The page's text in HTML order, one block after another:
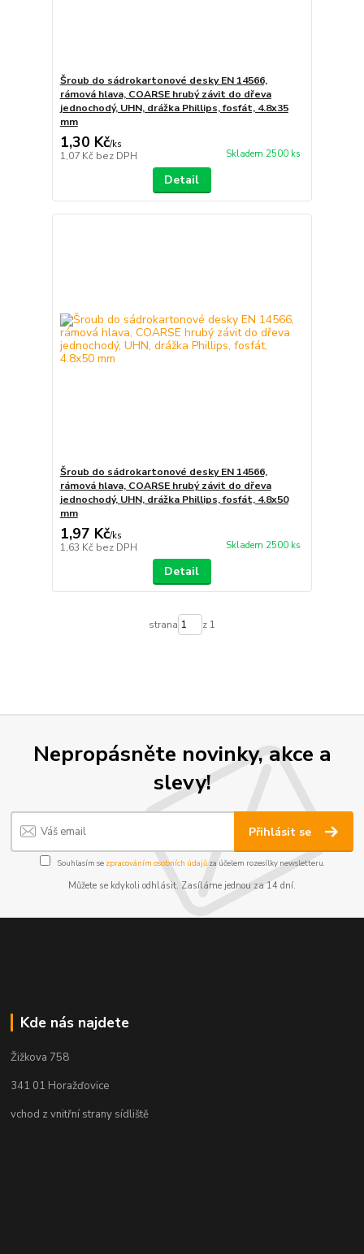
Šroub do sádrokartonové desky EN 14566,
rámová hlava, COARSE hrubý závit do dřeva
jednochodý, UHN, drážka Phillips, fosfát, 4.8x35
mm
1,30 Kč/ks
1,07 Kč bez DPH Skladem 2500 ks
Detail
Šroub do sádrokartonové desky EN 14566,
rámová hlava, COARSE hrubý závit do dřeva
jednochodý, UHN, drážka Phillips, fosfát, 4.8x50
mm
1,97 Kč/ks
1,63 Kč bez DPH Skladem 2500 ks
Detail
strana z 1
Nepropásněte novinky, akce a
slevy!
Přihlásit se
Souhlasím se zpracováním osobních údajůza účelem rozesílky newsletteru.
Můžete se kdykoli odhlásit. Zasíláme jednou za 14 dní.
Kde nás najdete
Žižkova 758
341 01 Horažďovice
vchod z vnitřní strany sídliště